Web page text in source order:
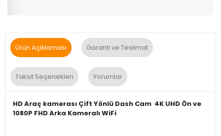
Ürün Açıklaması Garanti ve Teslimat
Taksit Seçenekleri Yorumlar
HD Araç kamerası Çift Yönlü Dash Cam 4K UHD Ön ve
1080P FHD Arka Kameralı WiFi